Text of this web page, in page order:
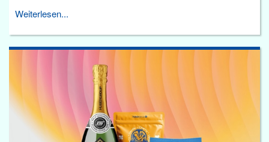
Weiterlesen...